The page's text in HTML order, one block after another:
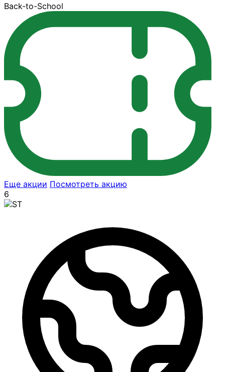
Back-to-School
Еще акции Посмотреть акцию
6